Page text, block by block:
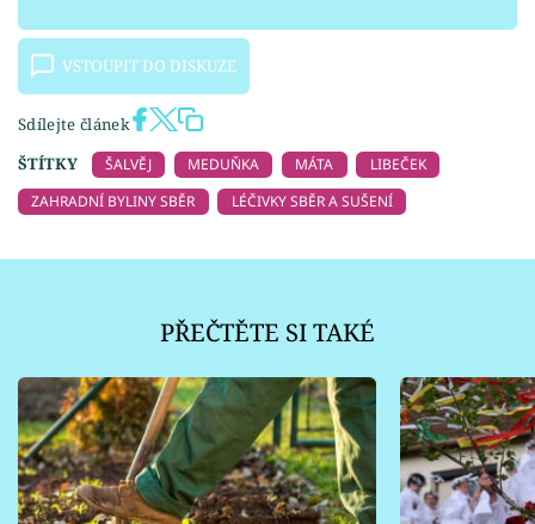
VSTOUPIT DO DISKUZE
Sdílejte článek
ŠTÍTKY
ŠALVĚJ MEDUŇKA MÁTA
LIBEČEK
ZAHRADNÍ BYLINY SBĚR
LÉČIVKY SBĚR A SUŠENÍ
PŘEČTĚTE SI TAKÉ